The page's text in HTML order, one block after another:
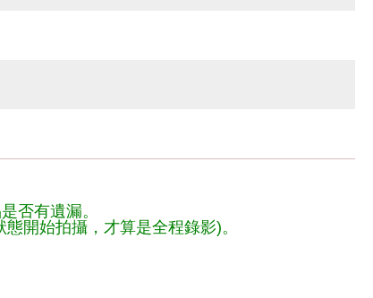
否有遺漏。
開始拍攝，才算是全程錄影)。